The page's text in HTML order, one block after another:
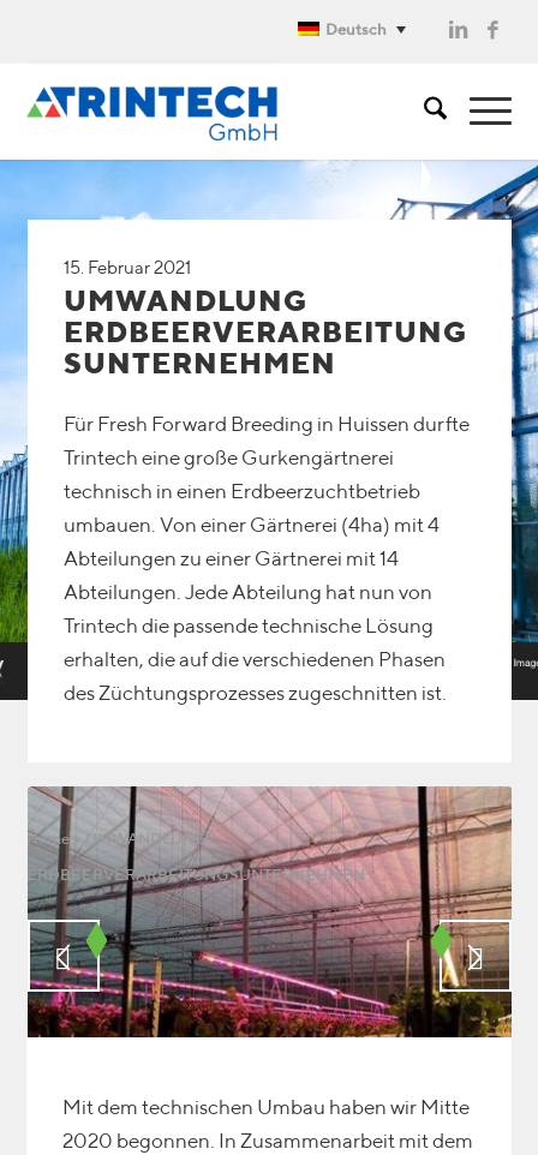
Deutsch
15. Februar 2021
UMWANDLUNG
ERDBEERVERARBEITUNG
SUNTERNEHMEN
Für Fresh Forward Breeding in Huissen durfte
Trintech eine große Gurkengärtnerei
technisch in einen Erdbeerzuchtbetrieb
umbauen. Von einer Gärtnerei (4ha) mit 4
Abteilungen zu einer Gärtnerei mit 14
Abteilungen. Jede Abteilung hat nun von
Trintech die passende technische Lösung
erhalten, die auf die verschiedenen Phasen
des Züchtungsprozesses zugeschnitten ist.
Home >
UMWANDLUNG
ERDBEERVERARBEITUNGSUNTERNEHMEN
Mit dem technischen Umbau haben wir Mitte
2020 begonnen. In Zusammenarbeit mit dem